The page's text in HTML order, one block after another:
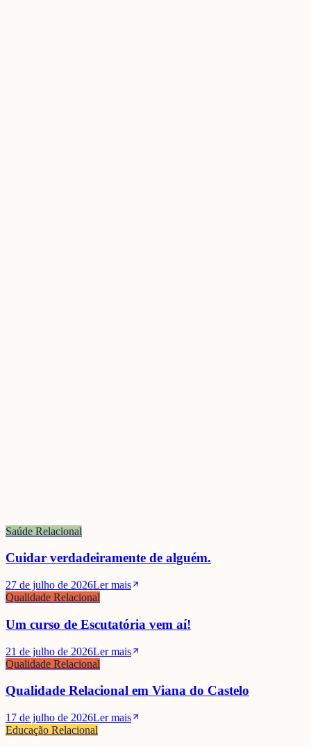
Saúde Relacional
Cuidar verdadeiramente de alguém.
27 de julho de 2026Ler mais
Qualidade Relacional
Um curso de Escutatória vem aí!
21 de julho de 2026Ler mais
Qualidade Relacional
Qualidade Relacional em Viana do Castelo
17 de julho de 2026Ler mais
Educação Relacional